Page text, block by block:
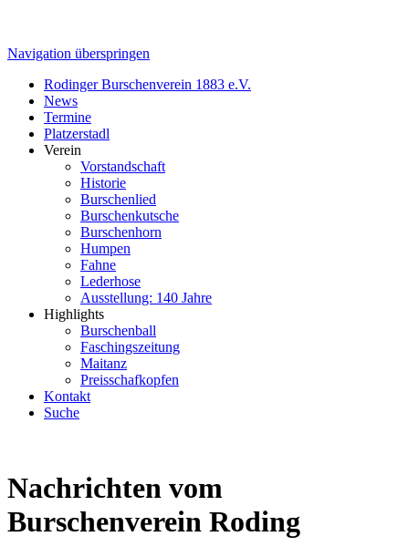
Navigation überspringen
Rodinger Burschenverein 1883 e.V.
News
Termine
Platzerstadl
Verein
Vorstandschaft
Historie
Burschenlied
Burschenkutsche
Burschenhorn
Humpen
Fahne
Lederhose
Ausstellung: 140 Jahre
Highlights
Burschenball
Faschingszeitung
Maitanz
Preisschafkopfen
Kontakt
Suche
Nachrichten vom
Burschenverein Roding